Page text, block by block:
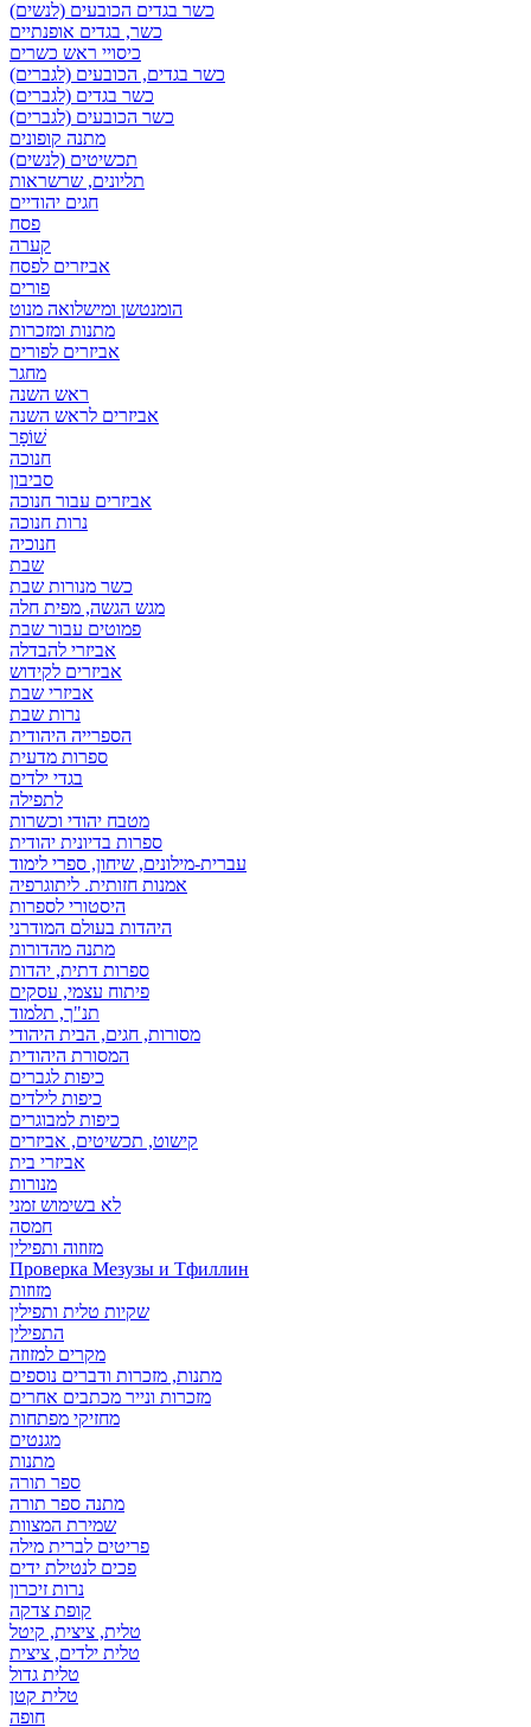
כשר בגדים הכובעים (לנשים)
כשר, בגדים אופנתיים
כיסויי ראש כשרים
כשר בגדים, הכובעים (לגברים)
כשר בגדים (לגברים)
כשר הכובעים (לגברים)
מתנה קופונים
תכשיטים (לנשים)
תליונים, שרשראות
חגים יהודיים
פסח
קערה
אביזרים לפסח
פורים
הומנטשן ומישלואה מנוט
מתנות ומזכרות
אביזרים לפורים
מחגר
ראש השנה
אביזרים לראש השנה
שׁוֹפָר
חנוכה
סביבון
אביזרים עבור חנוכה
נרות חנוכה
חנוכיה
שבת
כשר מנורות שבת
מגש הגשה, מפית חלה
פמוטים עבור שבת
אביזרי להבדלה
אביזרים לקידוש
אביזרי שבת
נרות שבת
הספרייה היהודית
ספרות מדעית
בגדי ילדים
לתפילה
מטבח יהודי וכשרות
ספרות בדיונית יהודית
עברית-מילונים, שיחון, ספרי לימוד
אמנות חזותית. ליתוגרפיה
היסטורי לספרות
היהדות בעולם המודרני
מתנה מהדורות
ספרות דתית, יהדות
פיתוח עצמי, עסקים
תנ"ך, תלמוד
מסורות, חגים, הבית היהודי
המסורת היהודית
כיפות לגברים
כיפות לילדים
כיפות למבוגרים
קישוט, תכשיטים, אביזרים
אביזרי בית
מנורות
לא בשימוש זמני
חמסה
מזוזוה ותפילין
Проверка Мезузы и Тфиллин
מזוזות
שקיות טלית ותפילין
התפילין
מקרים למזוזה
מתנות, מזכרות ודברים נוספים
מזכרות ונייר מכתבים אחרים
מחזיקי מפתחות
מגנטים
מתנות
ספר תורה
מתנה ספר תורה
שמירת המצוות
פריטים לברית מילה
פכים לנטילת ידים
נרות זיכרון
קופת צדקה
טלית, ציצית, קיטל
טלית ילדים, ציצית
טלית גדול
טלית קטן